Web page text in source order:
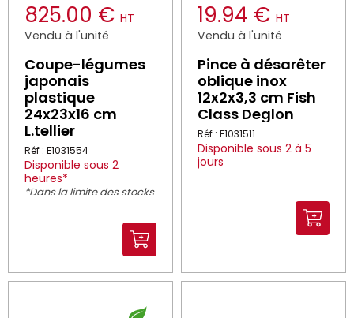
825.00 € HT
Vendu à l'unité
Coupe-légumes
japonais
plastique
24x23x16 cm
L.tellier
Réf : E1031554
Disponible sous 2
heures*
*Dans la limite des stocks
19.94 € HT
Vendu à l'unité
Pince à désarêter
oblique inox
12x2x3,3 cm Fish
Class Deglon
Réf : E1031511
Disponible sous 2 à 5
jours